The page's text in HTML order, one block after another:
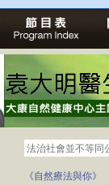
法治社會並不等同
自家教育合法化-
《自然療法與你》